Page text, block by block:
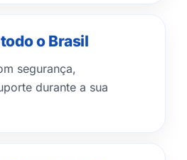
o Brasil
segurança,
durante a sua